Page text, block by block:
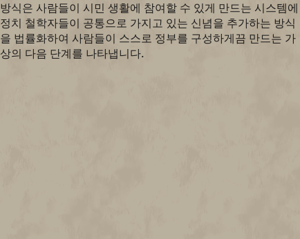
방식은 사람들이 시민 생활에 참여할 수 있게 만드는 시스템에
정치 철학자들이 공통으로 가지고 있는 신념을 추가하는 방식
을 법률화하여 사람들이 스스로 정부를 구성하게끔 만드는 가
상의 다음 단계를 나타냅니다.